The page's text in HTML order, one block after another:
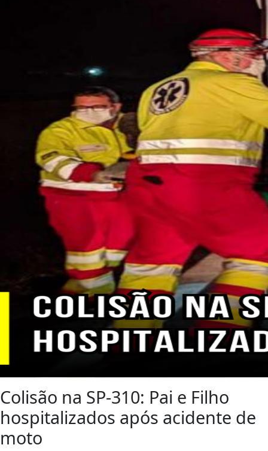
Colisão na SP-310: Pai e Filho
hospitalizados após acidente de
moto